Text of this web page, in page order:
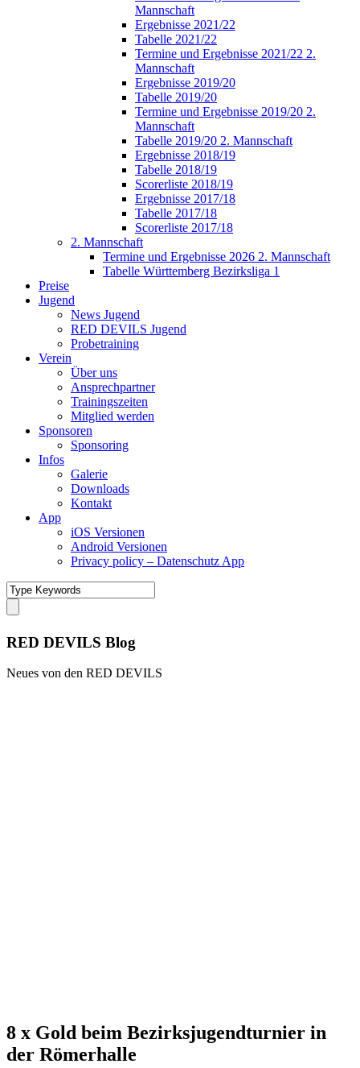
Mannschaft
Ergebnisse 2021/22
Tabelle 2021/22
Termine und Ergebnisse 2021/22 2.
Mannschaft
Ergebnisse 2019/20
Tabelle 2019/20
Termine und Ergebnisse 2019/20 2.
Mannschaft
Tabelle 2019/20 2. Mannschaft
Ergebnisse 2018/19
Tabelle 2018/19
Scorerliste 2018/19
Ergebnisse 2017/18
Tabelle 2017/18
Scorerliste 2017/18
2. Mannschaft
Termine und Ergebnisse 2026 2. Mannschaft
Tabelle Württemberg Bezirksliga 1
Preise
Jugend
News Jugend
RED DEVILS Jugend
Probetraining
Verein
Über uns
Ansprechpartner
Trainingszeiten
Mitglied werden
Sponsoren
Sponsoring
Infos
Galerie
Downloads
Kontakt
App
iOS Versionen
Android Versionen
Privacy policy – Datenschutz App
RED DEVILS Blog
Neues von den RED DEVILS
8 x Gold beim Bezirksjugendturnier in
der Römerhalle